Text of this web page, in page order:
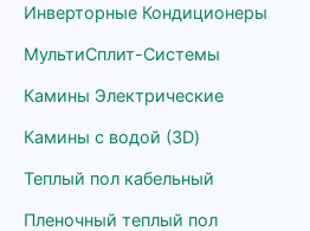
Инверторные Кондиционеры
МультиСплит-Системы
Камины Электрические
Камины с водой (3D)
Теплый пол кабельный
Пленочный теплый пол